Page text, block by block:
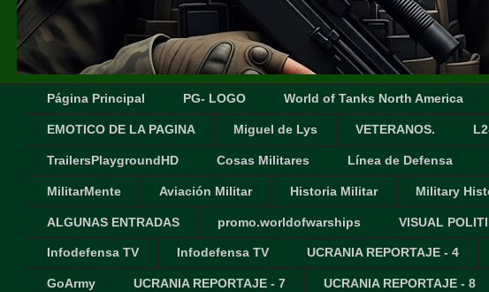
Página Principal PG- LOGO World of Tanks North America
EMOTICO DE LA PAGINA Miguel de Lys VETERANOS.
TrailersPlaygroundHD Cosas Militares Línea de Defensa
MilitarMente Aviación Militar Historia Militar Military
ALGUNAS ENTRADAS promo.worldofwarships VISUAL
Infodefensa TV Infodefensa TV UCRANIA REPORTAJE - 4
GoArmy UCRANIA REPORTAJE - 7 UCRANIA REPORTAJE - 8